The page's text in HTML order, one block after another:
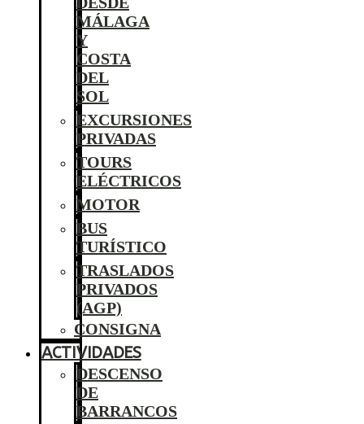
MÁLAGA
Y
COSTA
DEL
SOL
EXCURSIONES
PRIVADAS
TOURS
ELÉCTRICOS
MOTOR
BUS
TURÍSTICO
TRASLADOS
PRIVADOS
(AGP)
CONSIGNA
ACTIVIDADES
DESCENSO
DE
BARRANCOS